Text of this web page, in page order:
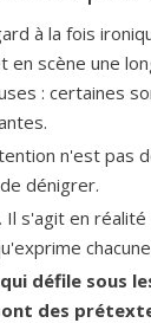
à la fois
en scène une
: certaines
n'est pas
dénigrer.
Il s'agit en
défile sous
des